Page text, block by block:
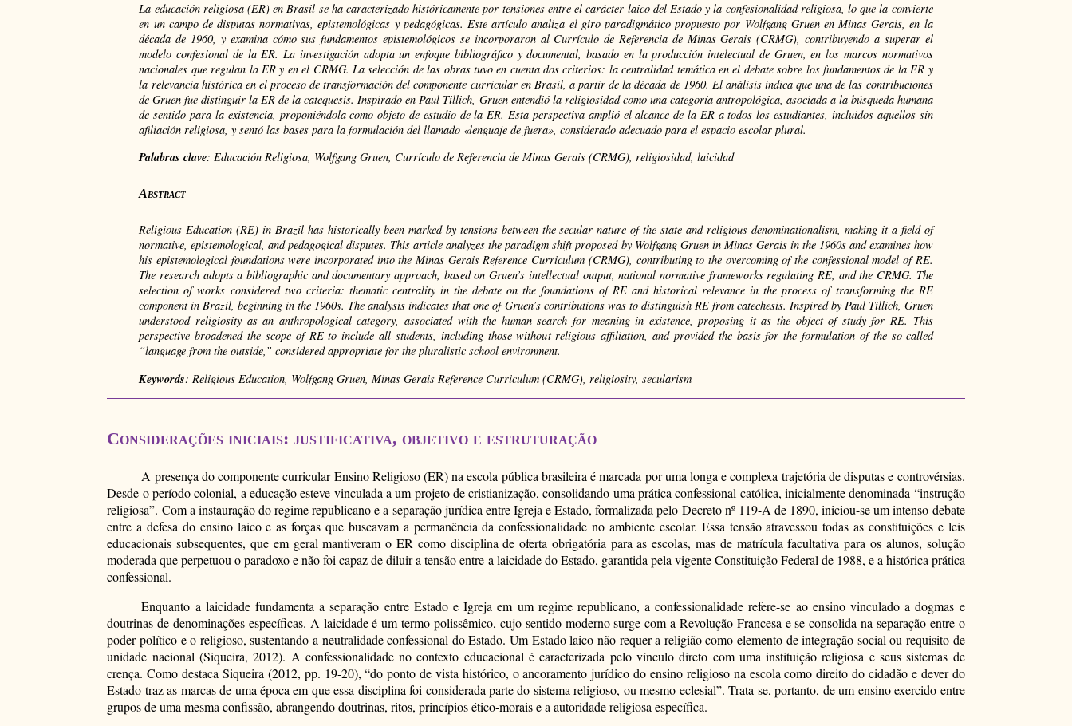
La educación religiosa (ER) en Brasil se ha caracterizado históricamente por tensiones entre el carácter laico del Estado y la confesionalidad religiosa, lo que la convierte
en un campo de disputas normativas, epistemológicas y pedagógicas. Este artículo analiza el giro paradigmático propuesto por Wolfgang Gruen en Minas Gerais, en la
década de 1960, y examina cómo sus fundamentos epistemológicos se incorporaron al Currículo de Referencia de Minas Gerais (CRMG), contribuyendo a superar el
modelo confesional de la ER. La investigación adopta un enfoque bibliográfico y documental, basado en la producción intelectual de Gruen, en los marcos normativos
nacionales que regulan la ER y en el CRMG. La selección de las obras tuvo en cuenta dos criterios: la centralidad temática en el debate sobre los fundamentos de la ER y
la relevancia histórica en el proceso de transformación del componente curricular en Brasil, a partir de la década de 1960. El análisis indica que una de las contribuciones
de Gruen fue distinguir la ER de la catequesis. Inspirado en Paul Tillich, Gruen entendió la religiosidad como una categoría antropológica, asociada a la búsqueda humana
de sentido para la existencia, proponiéndola como objeto de estudio de la ER. Esta perspectiva amplió el alcance de la ER a todos los estudiantes, incluidos aquellos sin
afiliación religiosa, y sentó las bases para la formulación del llamado «lenguaje de fuera», considerado adecuado para el espacio escolar plural.
Palabras clave: Educación Religiosa, Wolfgang Gruen, Currículo de Referencia de Minas Gerais (CRMG), religiosidad, laicidad
Abstract
Religious Education (RE) in Brazil has historically been marked by tensions between the secular nature of the state and religious denominationalism, making it a field of
normative, epistemological, and pedagogical disputes. This article analyzes the paradigm shift proposed by Wolfgang Gruen in Minas Gerais in the 1960s and examines how
his epistemological foundations were incorporated into the Minas Gerais Reference Curriculum (CRMG), contributing to the overcoming of the confessional model of RE.
The research adopts a bibliographic and documentary approach, based on Gruen’s intellectual output, national normative frameworks regulating RE, and the CRMG. The
selection of works considered two criteria: thematic centrality in the debate on the foundations of RE and historical relevance in the process of transforming the RE
component in Brazil, beginning in the 1960s. The analysis indicates that one of Gruen’s contributions was to distinguish RE from catechesis. Inspired by Paul Tillich, Gruen
understood religiosity as an anthropological category, associated with the human search for meaning in existence, proposing it as the object of study for RE. This
perspective broadened the scope of RE to include all students, including those without religious affiliation, and provided the basis for the formulation of the so-called
“language from the outside,” considered appropriate for the pluralistic school environment.
Keywords: Religious Education, Wolfgang Gruen, Minas Gerais Reference Curriculum (CRMG), religiosity, secularism
Considerações iniciais: justificativa, objetivo e estruturação
A presença do componente curricular Ensino Religioso (ER) na escola pública brasileira é marcada por uma longa e complexa trajetória de disputas e controvérsias.
Desde o período colonial, a educação esteve vinculada a um projeto de cristianização, consolidando uma prática confessional católica, inicialmente denominada “instrução
religiosa”. Com a instauração do regime republicano e a separação jurídica entre Igreja e Estado, formalizada pelo Decreto nº 119-A de 1890, iniciou-se um intenso debate
entre a defesa do ensino laico e as forças que buscavam a permanência da confessionalidade no ambiente escolar. Essa tensão atravessou todas as constituições e leis
educacionais subsequentes, que em geral mantiveram o ER como disciplina de oferta obrigatória para as escolas, mas de matrícula facultativa para os alunos, solução
moderada que perpetuou o paradoxo e não foi capaz de diluir a tensão entre a laicidade do Estado, garantida pela vigente Constituição Federal de 1988, e a histórica prática
confessional.
Enquanto a laicidade fundamenta a separação entre Estado e Igreja em um regime republicano, a confessionalidade refere-se ao ensino vinculado a dogmas e
doutrinas de denominações específicas. A laicidade é um termo polissêmico, cujo sentido moderno surge com a Revolução Francesa e se consolida na separação entre o
poder político e o religioso, sustentando a neutralidade confessional do Estado. Um Estado laico não requer a religião como elemento de integração social ou requisito de
unidade nacional (Siqueira, 2012). A confessionalidade no contexto educacional é caracterizada pelo vínculo direto com uma instituição religiosa e seus sistemas de
crença. Como destaca Siqueira (2012, pp. 19-20), “do ponto de vista histórico, o ancoramento jurídico do ensino religioso na escola como direito do cidadão e dever do
Estado traz as marcas de uma época em que essa disciplina foi considerada parte do sistema religioso, ou mesmo eclesial”. Trata-se, portanto, de um ensino exercido entre
grupos de uma mesma confissão, abrangendo doutrinas, ritos, princípios ético-morais e a autoridade religiosa específica.